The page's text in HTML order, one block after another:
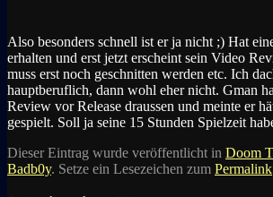
Also besonders schnell ist er ja nicht ;) Hat
erhalten und erst jetzt erscheint sein Video
muss erst noch geschnitten werden etc. Ich
hauptberuflich, dann wohl eher nicht. Gman
Review vor Release draussen und meinte er
gespielt. Soll ja seine 15 Stunden Spielzeit
Dieser Eintrag wurde veröffentlicht in Doom
Badb0y. Setze ein Lesezeichen zum Permalink